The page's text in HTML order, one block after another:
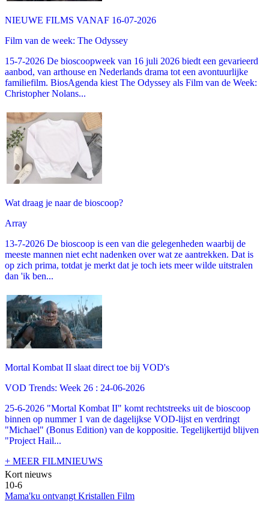
NIEUWE FILMS VANAF 16-07-2026
Film van de week: The Odyssey
15-7-2026 De bioscoopweek van 16 juli 2026 biedt een gevarieerd
aanbod, van arthouse en Nederlands drama tot een avontuurlijke
familiefilm. BiosAgenda kiest The Odyssey als Film van de Week:
Christopher Nolans...
Wat draag je naar de bioscoop?
Array
13-7-2026 De bioscoop is een van die gelegenheden waarbij de
meeste mannen niet echt nadenken over wat ze aantrekken. Dat is
op zich prima, totdat je merkt dat je toch iets meer wilde uitstralen
dan 'ik ben...
Mortal Kombat II slaat direct toe bij VOD's
VOD Trends: Week 26 : 24-06-2026
25-6-2026 "Mortal Kombat II" komt rechtstreeks uit de bioscoop
binnen op nummer 1 van de dagelijkse VOD-lijst en verdringt
"Michael" (Bonus Edition) van de koppositie. Tegelijkertijd blijven
"Project Hail...
+ MEER FILMNIEUWS
Kort nieuws
10-6
Mama'ku ontvangt Kristallen Film